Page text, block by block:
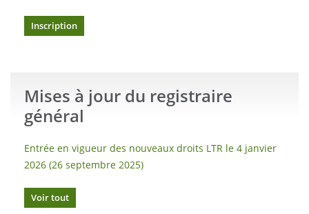
Inscription
Mises à jour du registraire
général
Entrée en vigueur des nouveaux droits LTR le 4 janvier
2026 (26 septembre 2025)
Voir tout